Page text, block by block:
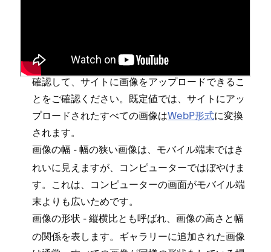
画像フ⁠ァイルの仕様-Squarespaceの画像要件
確認して⁠、サイトに画像をア⁠ップロ⁠ードできるこ
とをご確認ください⁠。既定値では⁠、サイトにア⁠ッ
プロ⁠ードされたすべての画像はWebP形式に変換
されます⁠。
画像の幅 - 幅の狭い画像は⁠、モバイル端末ではき
れいに見えますが⁠、コンピ⁠ュ⁠ータ⁠ーではぼやけま
す⁠。これは⁠、コンピ⁠ュ⁠ータ⁠ーの画面がモバイル端
末よりも広いためです⁠。
画像の形状 - 縦横比とも呼ばれ⁠、画像の高さと幅
の関係を表します⁠。ギ⁠ャラリ⁠ーに追加された画像